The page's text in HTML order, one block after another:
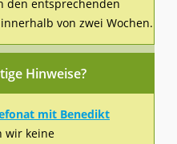
den entsprechenden
von zwei Wochen.
Hinweise?
mit Benedikt
wir keine